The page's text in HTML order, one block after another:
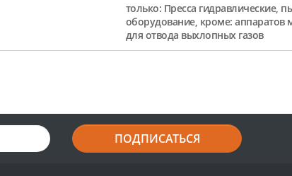
только: Пресса гидравлические,
оборудование, кроме: аппаратов
для отвода выхлопных газов
ПОДПИСАТЬСЯ